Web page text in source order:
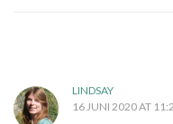
LINDSAY
16 JUNI 2020 AT